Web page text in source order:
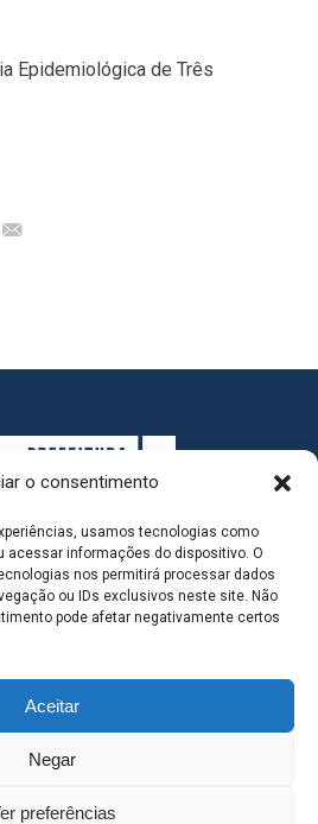
o consentimento
usamos tecnologias como
acessar informações do dispositivo. O
nos permitirá processar dados
ou IDs exclusivos neste site. Não
pode afetar negativamente certos
Aceitar
Negar
preferências
Epidemiológica de Três
MUNICIPAL - Avenida